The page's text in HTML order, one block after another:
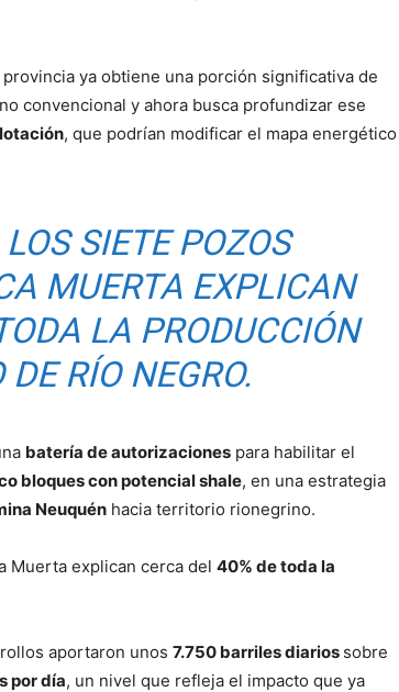
provincia ya obtiene una porción significativa de
convencional y ahora busca profundizar ese
, que podrían modificar el mapa energético
SIETE POZOS
MUERTA EXPLICAN
LA PRODUCCIÓN
RÍO NEGRO.
batería de autorizaciones para habilitar el
bloques con potencial shale, en una estrategia
Neuquén hacia territorio rionegrino.
Muerta explican cerca del 40% de toda la
aportaron unos 7.750 barriles diarios sobre
por día, un nivel que refleja el impacto que ya